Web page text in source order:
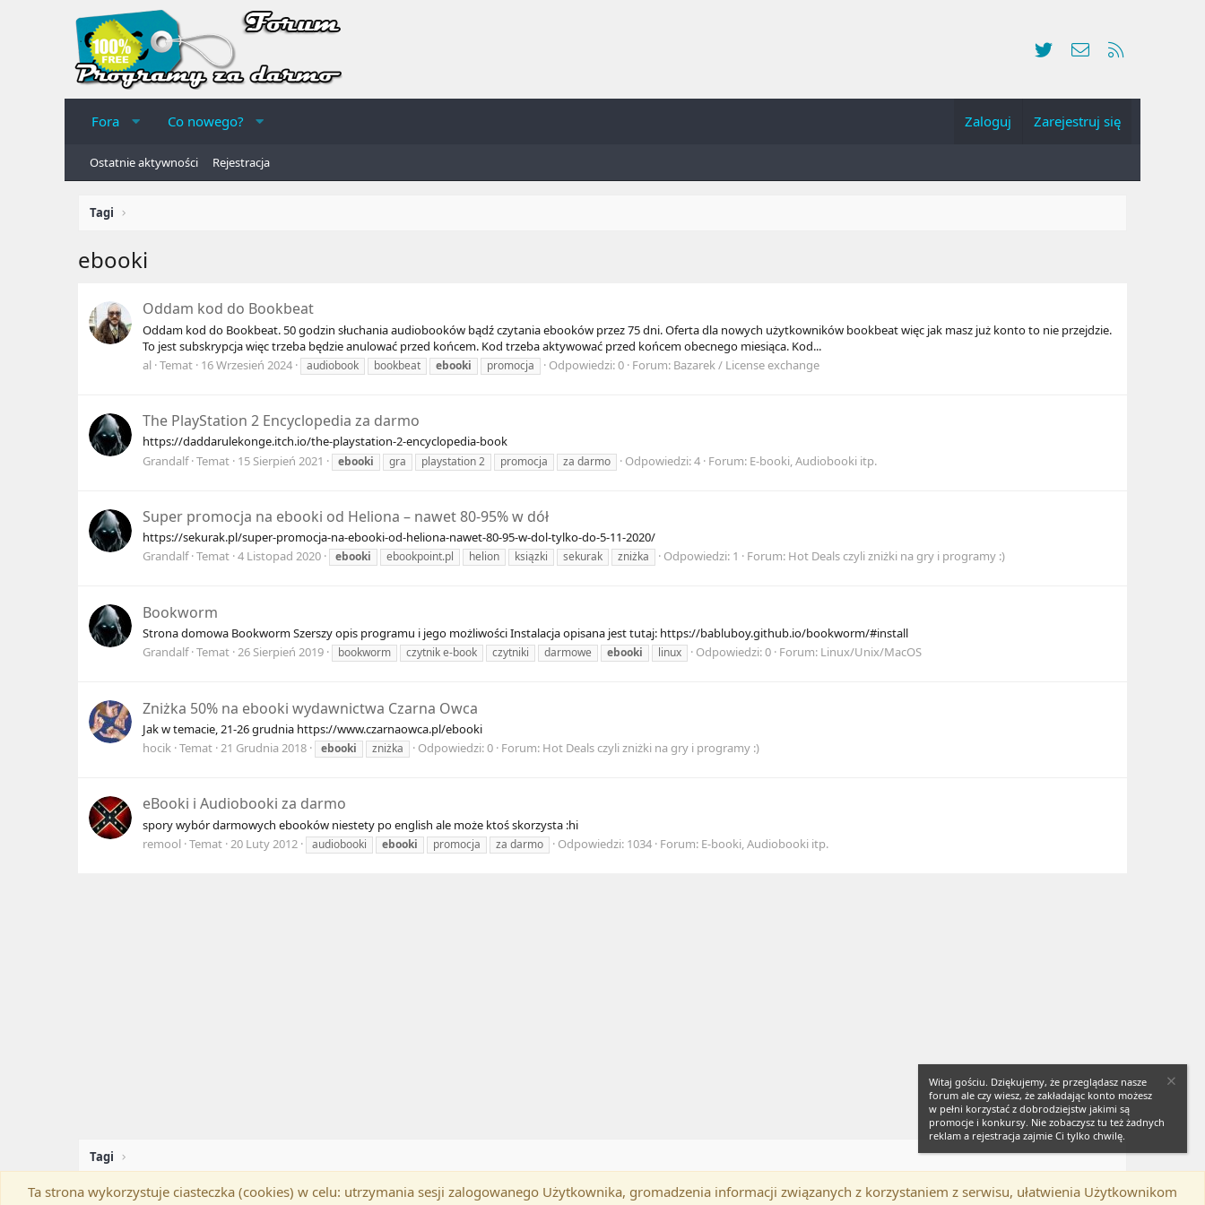
Twitter Kontakt
Fora Co nowego? Zaloguj Zarejestruj się
Ostatnie aktywności Rejestracja
Tagi
ebooki
Oddam kod do Bookbeat
Oddam kod do Bookbeat. 50 godzin słuchania audiobooków bądź czytania ebooków przez 75 dni. Oferta dla nowych użytkowników bookbeat więc jak masz już konto to nie przejdzie.
To jest subskrypcja więc trzeba będzie anulować przed końcem. Kod trzeba aktywować przed końcem obecnego miesiąca. Kod...
al Temat 16 Wrzesień 2024 audiobook bookbeat ebooki promocja Odpowiedzi: 0 Forum: Bazarek / License exchange
The PlayStation 2 Encyclopedia za darmo
https://daddarulekonge.itch.io/the-playstation-2-encyclopedia-book
Grandalf Temat 15 Sierpień 2021 ebooki gra playstation 2 promocja za darmo Odpowiedzi: 4 Forum: E-booki, Audiobooki itp.
Super promocja na ebooki od Heliona – nawet 80-95% w dół
https://sekurak.pl/super-promocja-na-ebooki-od-heliona-nawet-80-95-w-dol-tylko-do-5-11-2020/
Grandalf Temat 4 Listopad 2020 ebooki ebookpoint.pl helion ksiązki sekurak zniżka Odpowiedzi: 1 Forum: Hot Deals czyli zniżki na gry i programy :)
Bookworm
Strona domowa Bookworm Szerszy opis programu i jego możliwości Instalacja opisana jest tutaj: https://babluboy.github.io/bookworm/#install
Grandalf Temat 26 Sierpień 2019 bookworm czytnik e-book czytniki darmowe ebooki linux Odpowiedzi: 0 Forum: Linux/Unix/MacOS
Zniżka 50% na ebooki wydawnictwa Czarna Owca
Jak w temacie, 21-26 grudnia https://www.czarnaowca.pl/ebooki
hocik Temat 21 Grudnia 2018 ebooki zniżka Odpowiedzi: 0 Forum: Hot Deals czyli zniżki na gry i programy :)
eBooki i Audiobooki za darmo
spory wybór darmowych ebooków niestety po english ale może ktoś skorzysta :hi
remool Temat 20 Luty 2012 audiobooki ebooki promocja za darmo Odpowiedzi: 1034 Forum: E-booki, Audiobooki itp.
Tagi
Witaj gościu. Dziękujemy, że przeglądasz nasze
forum ale czy wiesz, że zakładając konto możesz
w pełni korzystać z dobrodziejstw jakimi są
promocje i konkursy. Nie zobaczysz tu też żadnych
reklam a rejestracja zajmie Ci tylko chwilę.
Ta strona wykorzystuje ciasteczka (cookies) w celu: utrzymania sesji zalogowanego Użytkownika, gromadzenia informacji związanych z korzystaniem z serwisu, ułatwienia Użytkownikom